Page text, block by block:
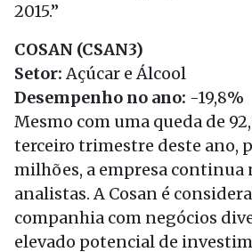
2015.”
COSAN (CSAN3)
Setor:Açúcar e Álcool
Desempenho no ano: -19,8%
Mesmo com uma queda de
terceiro trimestre deste ano,
milhões, a empresa continua
analistas. A Cosan é
companhia com negócios
elevado potencial de